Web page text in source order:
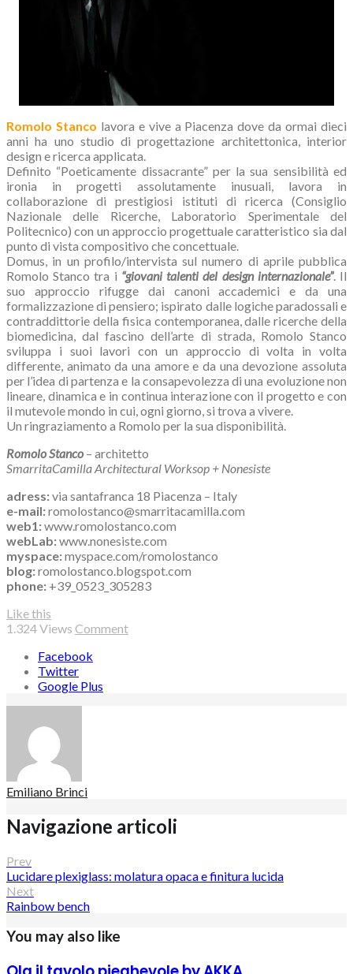
Romolo Stanco lavora e vive a Piacenza dove da ormai dieci
anni ha uno studio di progettazione architettonica, interior
design e ricerca applicata.
Definito “Poeticamente dissacrante” per la sua sensibilità ed
ironia in progetti assolutamente inusuali, lavora in
collaborazione di prestigiosi istituti di ricerca (Consiglio
Nazionale delle Ricerche, Laboratorio Sperimentale del
Politecnico) con un approccio progettuale caratteristico sia dal
punto di vista compositivo che concettuale.
Domus, in un profilo/intervista sul numero di aprile pubblica
Romolo Stanco tra i “giovani talenti del design internazionale”. Il
suo approccio rifugge dai canoni accademici e da una
formalizzazione di pensiero; ispirato dalle logiche paradossali e
contraddittorie della fisica contemporanea, dalle ricerche della
biomedicina, dal fascino dell’arte di strada, Romolo Stanco
sviluppa i suoi lavori con un approccio di volta in volta
differente, animato da una amore e da una devozione assoluta
per l’idea di partenza e la consapevolezza di una evoluzione non
lineare, dinamica e in continua interazione con il progetto e con
il mutevole mondo in cui, ogni giorno, si trova a vivere.
Un ringraziamento a Romolo per la sua disponibilità.
Romolo Stanco– architetto
SmarritaCamilla Architectural Worksop + Nonesiste
adress:via santafranca 18 Piacenza – Italy
e-mail:romolostanco@smarritacamilla.com
web1:www.romolostanco.com
webLab:www.nonesiste.com
myspace:myspace.com/romolostanco
blog:romolostanco.blogspot.com
phone: +39_0523_305283
Like this
1.324Views Comment
Facebook
Twitter
Google Plus
Emiliano Brinci
Navigazione articoli
Prev
Lucidare plexiglass: molatura opaca e finitura lucida
Next
Rainbow bench
You may also like